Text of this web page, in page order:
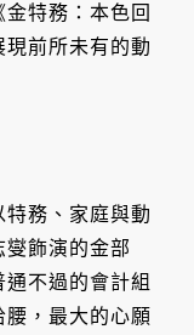
特務：本色回
前所未有的動
務、家庭與動
飾演的金部
不過的會計組
，最大的心願